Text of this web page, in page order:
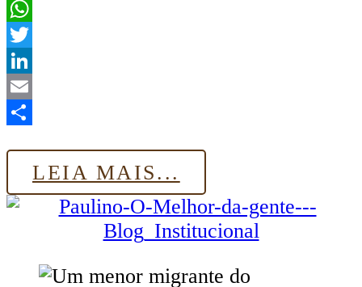
Facebook
WhatsApp
Twitter
LinkedIn
Email
LEIA MAIS...